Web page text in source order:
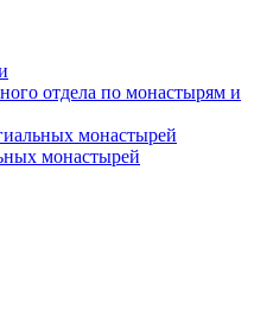
отдела по монастырям и
монастырей
монастырей